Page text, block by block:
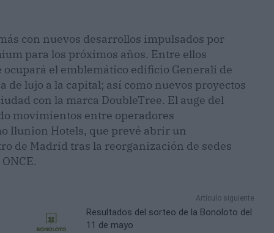
con nuevos desarrollos impulsados por
para los próximos años. Entre ellos
el emblemático edificio Generali de
de lujo a la capital; así como nuevos proyectos
con la marca DoubleTree. El auge del
movimientos entre operadores
Ilunion Hotels, que prevé abrir un
de Madrid tras la reorganización de sedes
Artículo siguiente
Resultados del sorteo de la Bonoloto del
11 de mayo